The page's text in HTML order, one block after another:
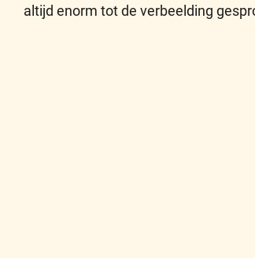
altijd enorm tot de verbeelding